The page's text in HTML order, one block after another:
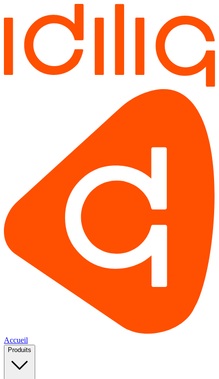
Accueil
Produits